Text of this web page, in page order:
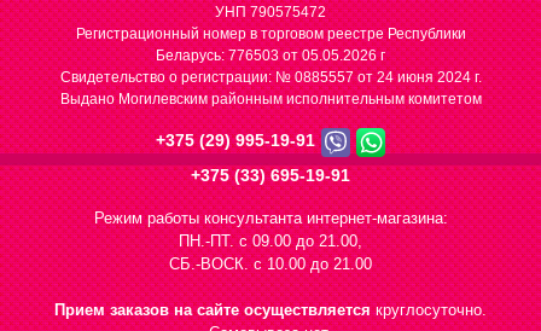
УНП 790575472
Регистрационный номер в торговом реестре Республики
Беларусь: 776503 от 05.05.2026 г
Cвидетельство о регистрации: № 0885557 от 24 июня 2024 г.
Выдано Могилевским районным исполнительным комитетом
+375 (29) 995-19-91
+375 (33) 695-19-91
Режим работы консультанта интернет-магазина:
ПН.-ПТ. с 09.00 до 21.00,
СБ.-ВОСК. с 10.00 до 21.00
Прием заказов на сайте осуществляетсякруглосуточно.